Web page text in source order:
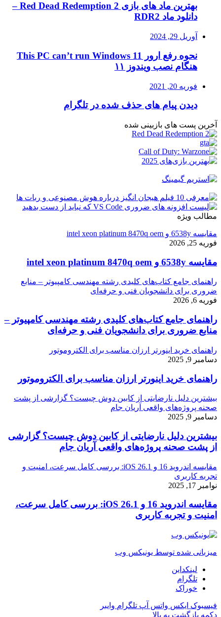
بهترین ماد های بازی Red Dead Redemption 2 –
دانلود ماد RDR2
آوریل 29, 2024
نحوه رفع ارور This PC can’t run Windows 11
هنگام نصب ویندوز ۱۱
فوریه 20, 2021
دیدن پیام های حذف شده در تلگرام
آخرین پست های بازبینی شده
مطالب ویژه
مقایسه 6538y و intel xeon platinum 8470q oem
فوریه 25, 2026
مقایسه 6538y و intel xeon platinum 8470q oem
راهنمای جامع کتاب‌های کلیدی رشته مهندسی کامپیوتر – منابع
ضروری برای دانشجویان فنی و حرفه‌ای
فوریه 6, 2026
راهنمای جامع کتاب‌های کلیدی رشته مهندسی کامپیوتر –
منابع ضروری برای دانشجویان فنی و حرفه‌ای
راهنمای خرید اینورتر ارزان مناسب برای الکتروموتور
دسامبر 9, 2025
راهنمای خرید اینورتر ارزان مناسب برای الکتروموتور
بیشترین دلیل نارضایتی از کابین دوش چیست؟ گزارشی از پشت
صحنه پروژه‌های واقعی آریان جام
دسامبر 9, 2025
بیشترین دلیل نارضایتی از کابین دوش چیست؟ گزارشی
از پشت صحنه پروژه‌های واقعی آریان جام
مقایسه اندروید 16 و iOS 26.1: بررسی کامل سرعت، امنیت و
تجربه کاربری
نوامبر 17, 2025
مقایسه اندروید 16 و iOS 26.1: بررسی کامل سرعت،
امنیت و تجربه کاربری
میزبانی شده توسط یونیکس وب
لینکداین
تلگرام
خوراک
فیسبوک ایکس واتس آپ تلگرام وایبر
دکمه بازگشت به بالا